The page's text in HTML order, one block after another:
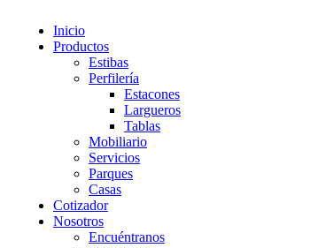
Inicio
Productos
Estibas
Perfilería
Estacones
Largueros
Tablas
Mobiliario
Servicios
Parques
Casas
Cotizador
Nosotros
Encuéntranos